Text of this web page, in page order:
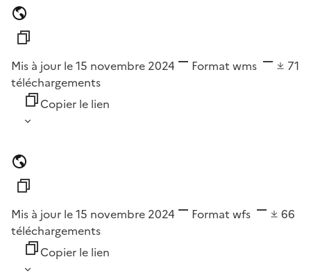
Mis à jour le 15 novembre 2024 Format wms
71
téléchargements
Copier le lien
Mis à jour le 15 novembre 2024 Format wfs
66
téléchargements
Copier le lien